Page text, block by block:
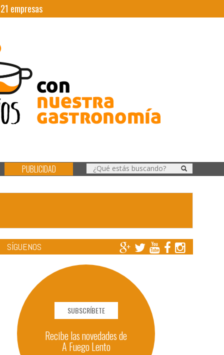
21 empresas
PUBLICIDAD
SÍGUENOS
SUBSCRÍBETE
Recibe las novedades de
A Fuego Lento